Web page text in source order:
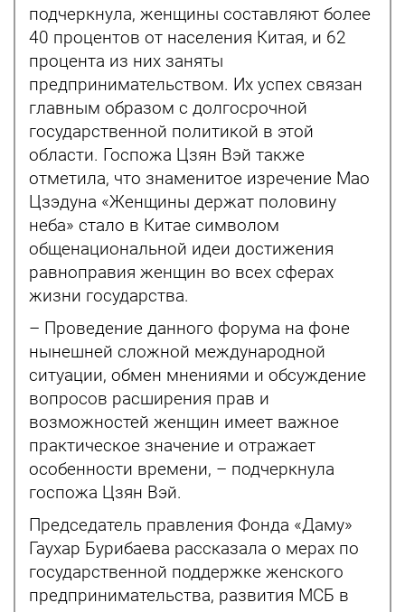
подчеркнула, женщины составляют более
40 процентов от населения Китая, и 62
процента из них заняты
предпринимательством. Их успех связан
главным образом с долгосрочной
государственной политикой в этой
области. Госпожа Цзян Вэй также
отметила, что знаменитое изречение Мао
Цзэдуна «Женщины держат половину
неба» стало в Китае символом
общенациональной идеи достижения
равноправия женщин во всех сферах
жизни государства.
– Проведение данного форума на фоне
нынешней сложной международной
ситуации, обмен мнениями и обсуждение
вопросов расширения прав и
возможностей женщин имеет важное
практическое значение и отражает
особенности времени, – подчеркнула
госпожа Цзян Вэй.
Председатель правления Фонда «Даму»
Гаухар Бурибаева рассказала о мерах по
государственной поддержке женского
предпринимательства, развития МСБ в